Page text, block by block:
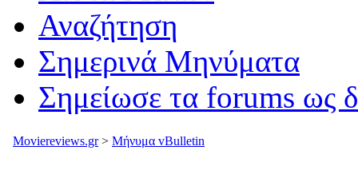
Αναζήτηση
Σημερινά Μηνύματα
Σημείωσε τα forums ως
Moviereviews.gr> Μήνυμα vBulletin